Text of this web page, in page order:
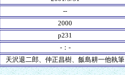
--
2000
p231
-：-
天沢退二郎、仲正昌樹、飯島耕一他執筆